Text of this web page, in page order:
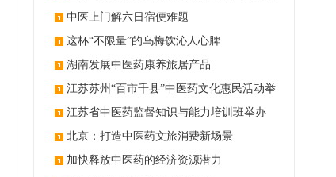
展 中医上门解六日宿便难题
这杯“不限量”的乌梅饮沁人心脾
湖南发展中医药康养旅居产品
江苏苏州“百市千县”中医药文化惠民活动举
办 江苏省中医药监督知识与能力培训班举办
北京：打造中医药文旅消费新场景
加快释放中医药的经济资源潜力